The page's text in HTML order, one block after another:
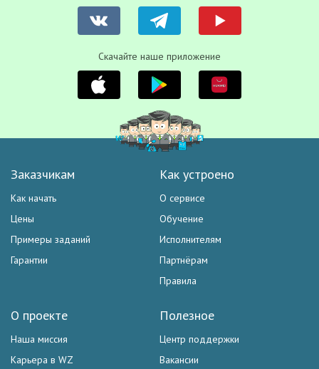
Скачайте наше приложение
Заказчикам
Как начать
Цены
Примеры заданий
Гарантии
Как устроено
О сервисе
Обучение
Исполнителям
Партнёрам
Правила
Полезное
Центр поддержки
Вакансии
О проекте
Наша миссия
Карьера в WZ